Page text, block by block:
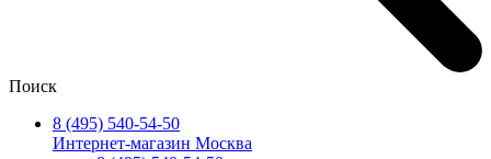
Поиск
8 (495) 540-54-50
Интернет-магазин Москва